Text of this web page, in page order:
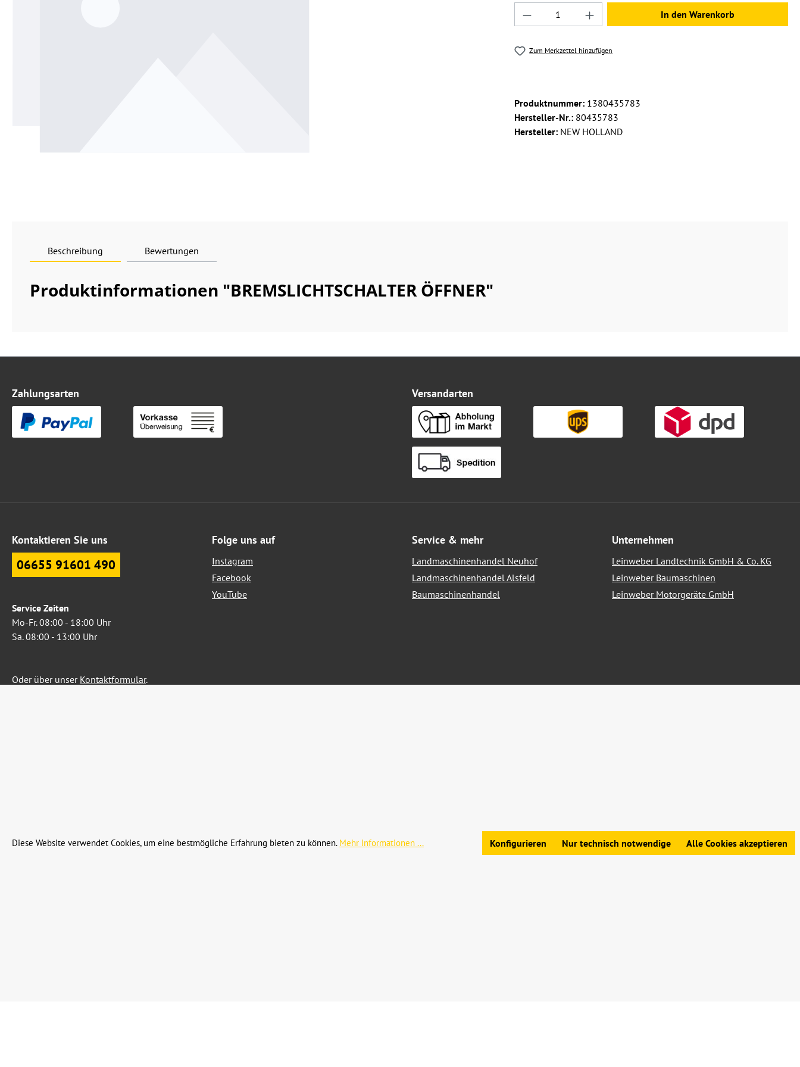
Produkt Anzahl: Gib den gewünschten Wert
In den Warenkorb
Zum Merkzettel hinzufügen
Produktnummer: 1380435783
Hersteller-Nr.: 80435783
Hersteller: NEW HOLLAND
Beschreibung Bewertungen
Produktinformationen "BREMSLICHTSCHALTER ÖFFNER"
Zahlungsarten Versandarten
Kontaktieren Sie uns
06655 91601 490
Service Zeiten
Mo-Fr. 08:00 - 18:00 Uhr
Sa. 08:00 - 13:00 Uhr
Oder über unser Kontaktformular.
Folge uns auf
Instagram
Facebook
YouTube
Service & mehr
Landmaschinenhandel Neuhof
Landmaschinenhandel Alsfeld
Baumaschinenhandel
Unternehmen
Leinweber Landtechnik GmbH & Co. KG
Leinweber Baumaschinen
Leinweber Motorgeräte GmbH
Allgemeine Geschäftsbedingungen|Widerrufsbelehrung|Datenschutz|Impressum
Diese Website verwendet Cookies, um eine bestmögliche Erfahrung bieten zu können. Mehr Informationen ... Nur technisch notwendige
Konfigurieren Alle Cookies akzeptieren